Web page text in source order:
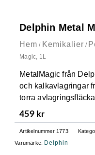
Delphin Metal
Hem / Kemikalier /
Magic, 1L
MetalMagic från
och kalkavlagringar
torra
459 kr
Artikelnummer 1773
Varumärke: Delphin